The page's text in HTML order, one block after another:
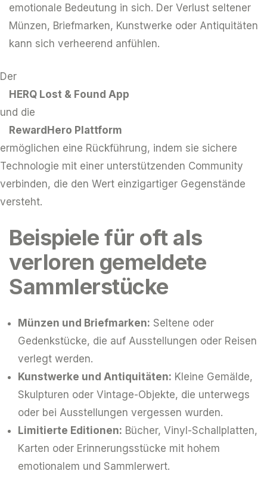
emotionale Bedeutung in sich. Der Verlust seltener
Münzen, Briefmarken, Kunstwerke oder Antiquitäten
kann sich verheerend anfühlen.
Der
HERQ Lost & Found App
und die
RewardHero Plattform
ermöglichen eine Rückführung, indem sie sichere
Technologie mit einer unterstützenden Community
verbinden, die den Wert einzigartiger Gegenstände
versteht.
Beispiele für oft als
verloren gemeldete
Sammlerstücke
Münzen und Briefmarken: Seltene oder
Gedenkstücke, die auf Ausstellungen oder Reisen
verlegt werden.
Kunstwerke und Antiquitäten: Kleine Gemälde,
Skulpturen oder Vintage-Objekte, die unterwegs
oder bei Ausstellungen vergessen wurden.
Limitierte Editionen: Bücher, Vinyl-Schallplatten,
Karten oder Erinnerungsstücke mit hohem
emotionalem und Sammlerwert.